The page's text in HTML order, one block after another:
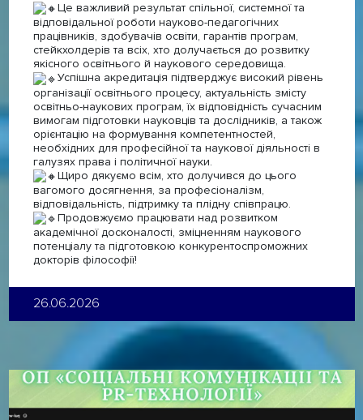
Це важливий результат спільної, системної та
відповідальної роботи науково-педагогічних
працівників, здобувачів освіти, гарантів програм,
стейкхолдерів та всіх, хто долучається до розвитку
якісного освітнього й наукового середовища.
Успішна акредитація підтверджує високий рівень
організації освітнього процесу, актуальність змісту
освітньо-наукових програм, їх відповідність сучасним
вимогам підготовки науковців та дослідників, а також
орієнтацію на формування компетентностей,
необхідних для професійної та наукової діяльності в
галузях права і політичної науки.
Щиро дякуємо всім, хто долучився до цього
вагомого досягнення, за професіоналізм,
відповідальність, підтримку та плідну співпрацю.
Продовжуємо працювати над розвитком
академічної досконалості, зміцненням наукового
потенціалу та підготовкою конкурентоспроможних
докторів філософії!
26.06.2026